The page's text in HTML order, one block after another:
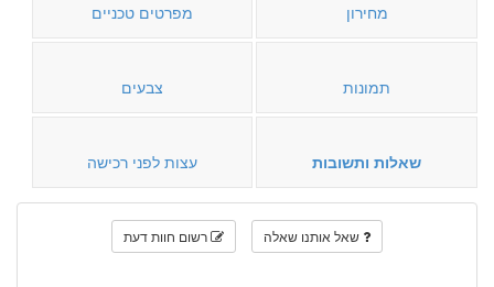
מחירון מפרטים טכניים
תמונות צבעים
שאלות ותשובות עצות לפני רכישה
שאל אותנו שאלה רשום חוות דעת